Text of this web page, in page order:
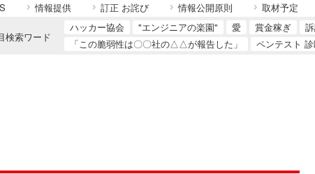
情報提供 訂正 お詫び 情報公開原則 取材予定
検索ワード
ハッカー協会 "エンジニアの楽園" 愛 賞金稼ぎ
「この脆弱性は〇〇社の△△が報告した」
ペンテスト